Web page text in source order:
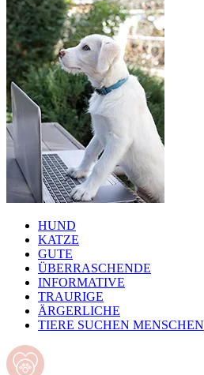
HUND
KATZE
GUTE
ÜBERRASCHENDE
INFORMATIVE
TRAURIGE
ÄRGERLICHE
TIERE SUCHEN MENSCHEN